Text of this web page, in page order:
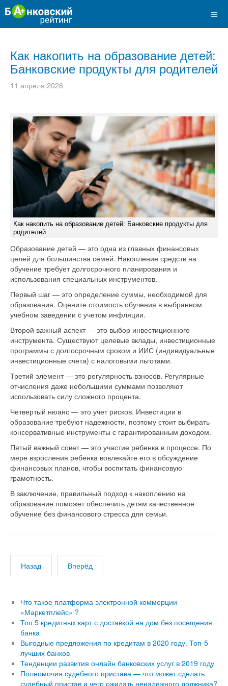
Как накопить на образование детей:
Банковские продукты для родителей
11 апреля 2026
Как накопить на образование детей: Банковские продукты для
родителей
Образование детей — это одна из главных финансовых
целей для большинства семей. Накопление средств на
обучение требует долгосрочного планирования и
использования специальных инструментов.
Первый шаг — это определение суммы, необходимой для
образования. Оцените стоимость обучения в выбранном
учебном заведении с учетом инфляции.
Второй важный аспект — это выбор инвестиционного
инструмента. Существуют целевые вклады, инвестиционные
программы с долгосрочным сроком и ИИС (индивидуальные
инвестиционные счета) с налоговыми льготами.
Третий элемент — это регулярность взносов. Регулярные
отчисления даже небольшими суммами позволяют
использовать силу сложного процента.
Четвертый нюанс — это учет рисков. Инвестиции в
образование требуют надежности, поэтому стоит выбирать
консервативные инструменты с гарантированным доходом.
Пятый важный совет — это участие ребенка в процессе. По
мере взросления ребенка вовлекайте его в обсуждение
финансовых планов, чтобы воспитать финансовую
грамотность.
В заключение, правильный подход к накоплению на
образование поможет обеспечить детям качественное
обучение без финансового стресса для семьи.
Назад Вперёд
Что такое платформа электронной коммерции
«Маркетплейс» ?
Топ 5 кредитных карт с доставкой на дом без посещения
банка
Выгодные предложения по кредитам в 2020 году. Топ-5
лучших банков
Тенденции развития онлайн банковских услуг в 2019 году
Полномочия судебного пристава — что может сделать
судебный пристав и чего ожидать ненадежного должника?